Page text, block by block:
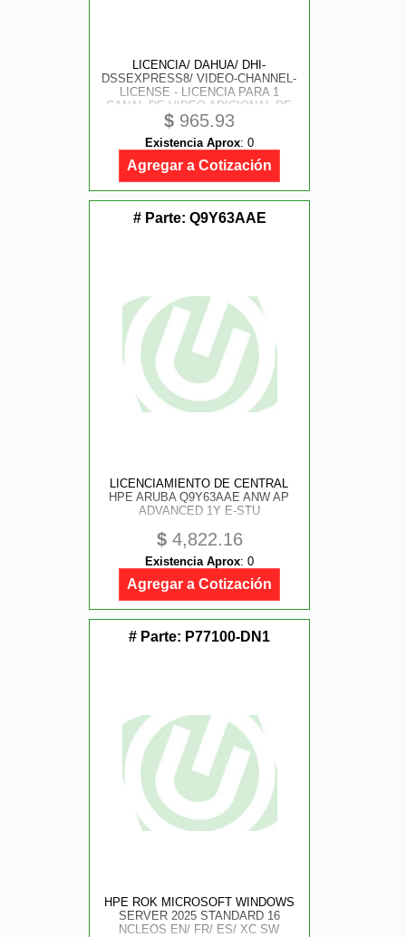
LICENCIA/ DAHUA/ DHI-
DSSEXPRESS8/ VIDEO-CHANNEL-
LICENSE - LICENCIA PARA 1
CANAL DE VIDEO ADICIONAL DE
SOFTWARE DSS EXPRESS
VERSION 8/ COMPATIBLE CON
CAMARAS IP, NVRS Y DVRS
$ 965.93
Existencia Aprox: 0
Agregar a Cotización
# Parte: Q9Y63AAE
LICENCIAMIENTO DE CENTRAL
HPE ARUBA Q9Y63AAE ANW AP
ADVANCED 1Y E-STU
$4,822.16
Existencia Aprox: 0
Agregar a Cotización
# Parte: P77100-DN1
HPE ROK MICROSOFT WINDOWS
SERVER 2025 STANDARD 16
NCLEOS EN/ FR/ ES/ XC SW